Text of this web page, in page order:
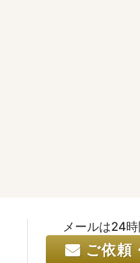
メールは24
ご依頼